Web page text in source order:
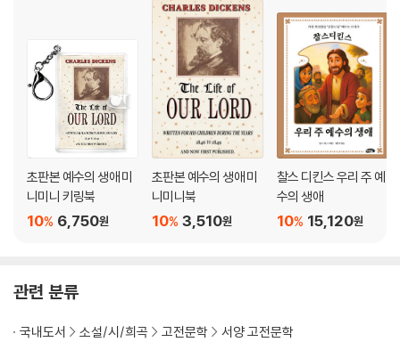
초판본 예수의 생애 미
니미니 키링북
6,750원
10%
초판본 예수의 생애 미
니미니북
3,510원
10%
찰스 디킨스 우리 주 예
수의 생애
15,120원
10%
관련 분류
국내도서 소설/시/희곡 고전문학
서양 고전문학